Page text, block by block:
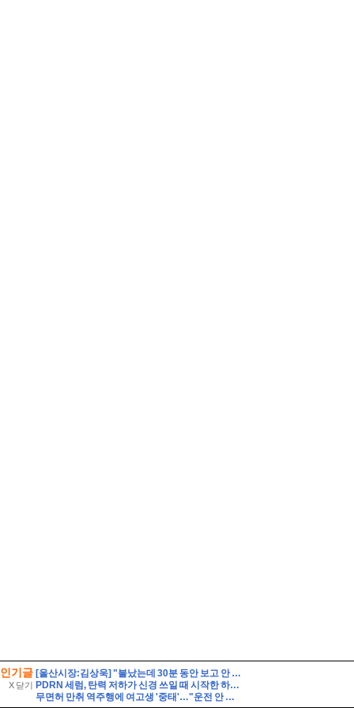
인기글
X 닫기
[울산시장:김상욱] "불났는데 30분 동안 보고 안 해?" 김상욱 호통에 얼어붙은 회의장
PDRN 세럼, 탄력 저하가 신경 쓰일 때 시작한 하스벨 세럼·크림 루틴
무면허 만취 역주행에 여고생 '중태'…"운전 안 했다" 거짓말 뒤집은 CCTV 입수